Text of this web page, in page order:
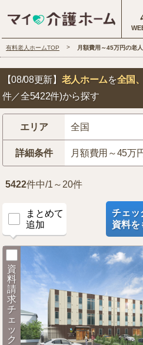
有料老人ホームTOP 月額費用～45万円の老
【08/08更新】 老人ホームを全国
件／全5422件)から探す
エリア 全国
詳細条件 月額費用～45万
5422件中/1～20件
まとめて
追加
チェッ
資料を
資
料
請
求
チ
ェ
ッ
ク